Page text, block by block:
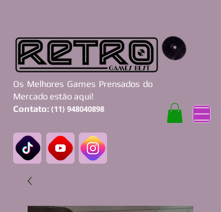
Os Melhores Games Prensados do
Mercado estão aqui!
Contato: (11) 948040898